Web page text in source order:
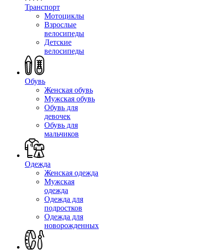
Транспорт
Мотоциклы
Взрослые
велосипеды
Детские
велосипеды
Обувь
Женская обувь
Мужская обувь
Обувь для
девочек
Обувь для
мальчиков
Одежда
Женская одежда
Мужская
одежда
Одежда для
подростков
Одежда для
новорожденных